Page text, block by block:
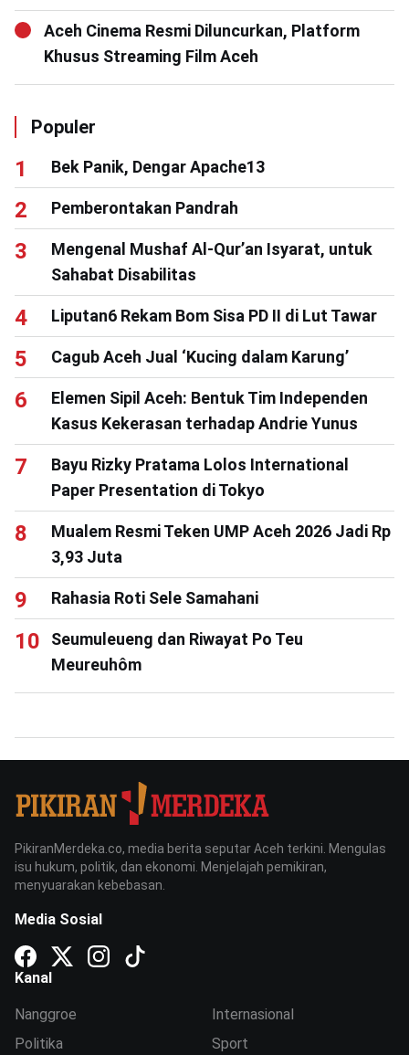
Aceh Cinema Resmi Diluncurkan, Platform
Khusus Streaming Film Aceh
Populer
Bek Panik, Dengar Apache13
Pemberontakan Pandrah
Mengenal Mushaf Al-Qur’an Isyarat, untuk
Sahabat Disabilitas
Liputan6 Rekam Bom Sisa PD II di Lut Tawar
Cagub Aceh Jual ‘Kucing dalam Karung’
Elemen Sipil Aceh: Bentuk Tim Independen
Kasus Kekerasan terhadap Andrie Yunus
Bayu Rizky Pratama Lolos International
Paper Presentation di Tokyo
Mualem Resmi Teken UMP Aceh 2026 Jadi Rp
3,93 Juta
Rahasia Roti Sele Samahani
Seumuleueng dan Riwayat Po Teu
Meureuhôm
PikiranMerdeka.co, media berita seputar Aceh terkini. Mengulas
isu hukum, politik, dan ekonomi. Menjelajah pemikiran,
menyuarakan kebebasan.
Media Sosial
Kanal
Nanggroe
Politika
Internasional
Sport